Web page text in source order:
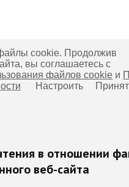
cookie. Продолжив
вы соглашаетесь с
файлов cookie и
Настроить
в отношении
веб-сайта